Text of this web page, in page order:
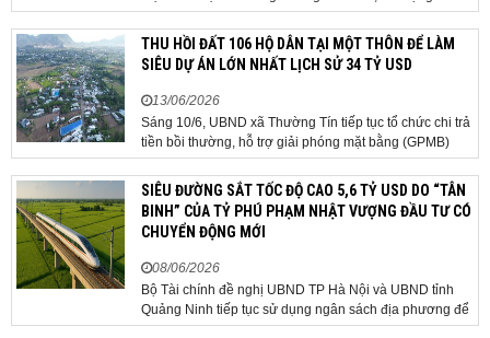
giải ngân đầu tư công, hoàn thiện mô hình chính quyền
địa phương 2 cấp, phát triển nhà ở xã hội và xử lý các
vướng mắc về cơ chế, chính...
THU HỒI ĐẤT 106 HỘ DÂN TẠI MỘT THÔN ĐỂ LÀM
SIÊU DỰ ÁN LỚN NHẤT LỊCH SỬ 34 TỶ USD
13/06/2026
Sáng 10/6, UBND xã Thường Tín tiếp tục tổ chức chi trả
tiền bồi thường, hỗ trợ giải phóng mặt bằng (GPMB)
cho 106 hộ gia đình, cá nhân thuộc diện thu hồi đất để
thực hiện dự án Khu đô thị thể thao Quốc tế Hà Nội trên
địa bàn thôn Nhuệ Giang. Trong...
SIÊU ĐƯỜNG SẮT TỐC ĐỘ CAO 5,6 TỶ USD DO “TÂN
BINH” CỦA TỶ PHÚ PHẠM NHẬT VƯỢNG ĐẦU TƯ CÓ
CHUYỂN ĐỘNG MỚI
08/06/2026
Bộ Tài chính đề nghị UBND TP Hà Nội và UBND tỉnh
Quảng Ninh tiếp tục sử dụng ngân sách địa phương để
thực hiện công tác giải phóng mặt bằng đối với phần